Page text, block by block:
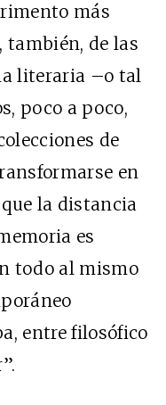
más
también, de las
literaria –o tal
poco a poco,
de
en
la distancia
es
todo al mismo
entre filosófico